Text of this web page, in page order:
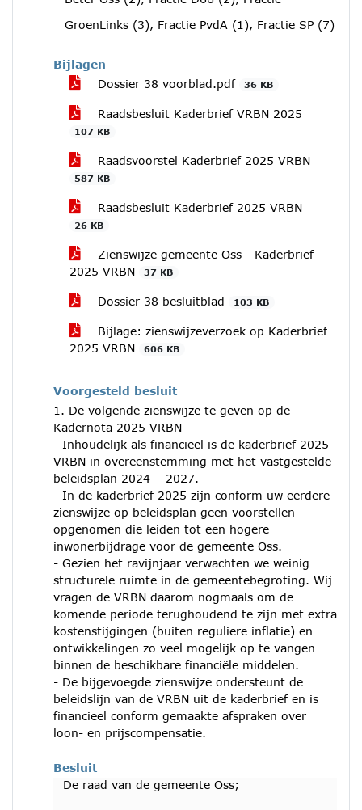
GroenLinks (3), Fractie PvdA (1), Fractie SP (7)
Bijlagen
Dossier 38 voorblad.pdf
36 KB
Raadsbesluit Kaderbrief VRBN 2025
107 KB
Raadsvoorstel Kaderbrief 2025 VRBN
587 KB
Raadsbesluit Kaderbrief 2025 VRBN
26 KB
Zienswijze gemeente Oss - Kaderbrief
2025 VRBN
37 KB
Dossier 38 besluitblad 103 KB
Bijlage: zienswijzeverzoek op Kaderbrief
2025 VRBN
606 KB
Voorgesteld besluit
1. De volgende zienswijze te geven op de
Kadernota 2025 VRBN
- Inhoudelijk als financieel is de kaderbrief 2025
VRBN in overeenstemming met het vastgestelde
beleidsplan 2024 – 2027.
- In de kaderbrief 2025 zijn conform uw eerdere
zienswijze op beleidsplan geen voorstellen
opgenomen die leiden tot een hogere
inwonerbijdrage voor de gemeente Oss.
- Gezien het ravijnjaar verwachten we weinig
structurele ruimte in de gemeentebegroting. Wij
vragen de VRBN daarom nogmaals om de
komende periode terughoudend te zijn met extra
kostenstijgingen (buiten reguliere inflatie) en
ontwikkelingen zo veel mogelijk op te vangen
binnen de beschikbare financiële middelen.
- De bijgevoegde zienswijze ondersteunt de
beleidslijn van de VRBN uit de kaderbrief en is
financieel conform gemaakte afspraken over
loon- en prijscompensatie.
Besluit
De raad van de gemeente Oss;